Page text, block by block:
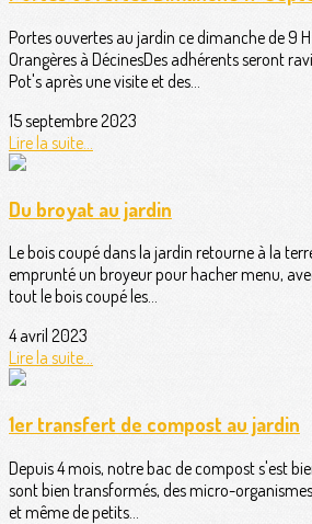
Portes ouvertes au jardin ce dimanche de 9 H
Orangères à DécinesDes adhérents seront
Pot's après une visite et des...
15 septembre 2023
Lire la suite...
Du broyat au jardin
Le bois coupé dans la jardin retourne à la
emprunté un broyeur pour hacher menu,
tout le bois coupé les...
4 avril 2023
Lire la suite...
1er transfert de compost au jardin
Depuis 4 mois, notre bac de compost s'est
sont bien transformés, des micro-
et même de petits...